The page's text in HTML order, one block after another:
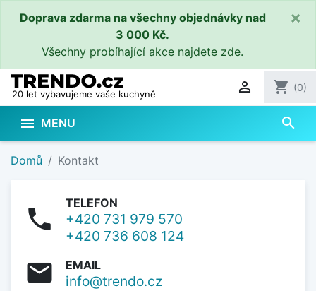
Doprava zdarma na všechny objednávky nad
3 000 Kč.
Všechny probíhající akce najdete zde.
×
20 let vybavujeme vaše kuchyně  shopping_cart (0)
 MENU search
Domů Kontakt

TELEFON
+420 731 979 570
+420 736 608 124
 EMAIL
info@trendo.cz